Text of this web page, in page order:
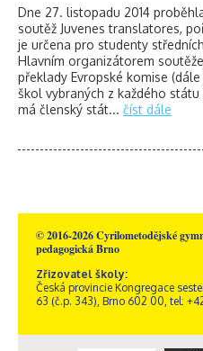
Dne 27. listopadu 2014
soutěž Juvenes translatores,
je určena pro studenty
Hlavním organizátorem
překlady Evropské komise
škol vybraných z každého
má členský stát... číst dále
© 2016-2026 Cyrilometodějské
pedagogická Brno
Zřizovatel školy:
Česká provincie Kongregace
63 (č.p. 343), Brno 602 00, tel: